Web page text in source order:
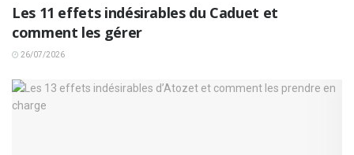
Les 11 effets indésirables du Caduet et
comment les gérer
26/07/2026